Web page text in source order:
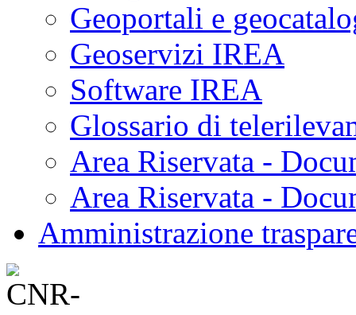
Geoportali e
Geoservizi IREA
Software IREA
Glossario di
Area Riservata -
Area Riservata -
Amministrazione